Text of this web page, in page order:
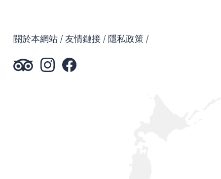
關於本網站 友情鏈接 隱私政策